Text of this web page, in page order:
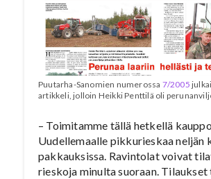
Puutarha-Sanomien numerossa 7/2005
artikkeli, jolloin Heikki Penttilä oli
– Toimitamme tällä hetkellä
Uudellemaalle pikkurieskaa neljän
pakkauksissa. Ravintolat voivat
rieskoja minulta suoraan. Tilaukset